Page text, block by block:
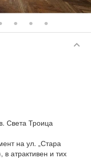
keyboard_arrow_down
Света Троица
на ул. „Стара
в атрактивен и тих